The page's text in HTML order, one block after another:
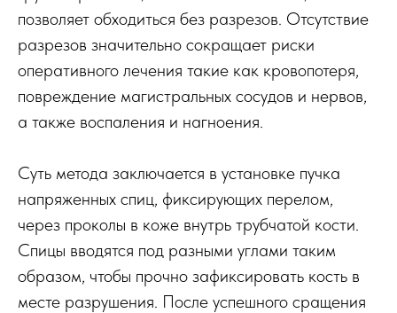
позволяет обходиться без разрезов. Отсутствие
разрезов значительно сокращает риски
оперативного лечения такие как кровопотеря,
повреждение магистральных сосудов и нервов,
а также воспаления и нагноения.
Суть метода заключается в установке пучка
напряженных спиц, фиксирующих перелом,
через проколы в коже внутрь трубчатой кости.
Спицы вводятся под разными углами таким
образом, чтобы прочно зафиксировать кость в
месте разрушения. После успешного сращения